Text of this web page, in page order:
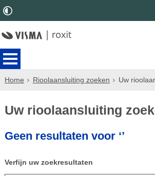
Home Rioolaansluiting zoeken Uw
Uw rioolaansluiting
Geen resultaten voor ‘’
Verfijn uw zoekresultaten